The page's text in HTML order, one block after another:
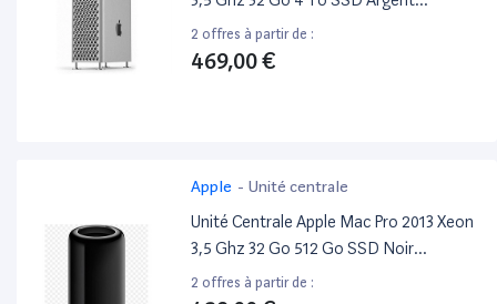
Reconditionné
2 offres à partir de :
469,00 €
Apple - Unité centrale
Unité Centrale Apple Mac Pro 2013 Xeon
3,5 Ghz 32 Go 512 Go SSD Noir
Reconditionné
2 offres à partir de :